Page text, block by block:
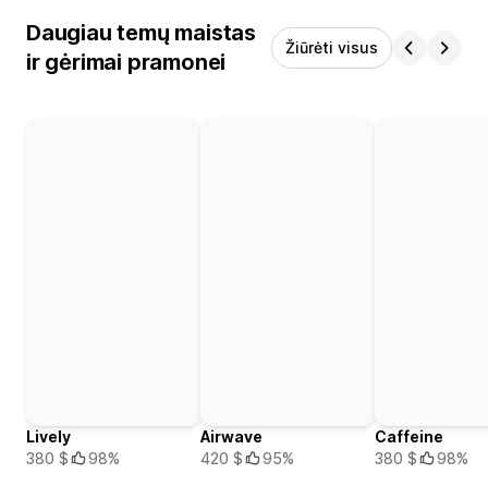
Daugiau temų maistas
ir gėrimai pramonei
Žiūrėti visus
Lively
380 $
98%
Airwave
420 $
95%
Caffeine
380 $
98%